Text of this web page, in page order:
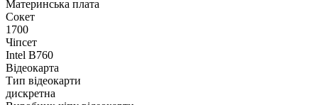
Материнська плата
Сокет
1700
Чіпсет
Intel B760
Відеокарта
Тип відеокарти
дискретна